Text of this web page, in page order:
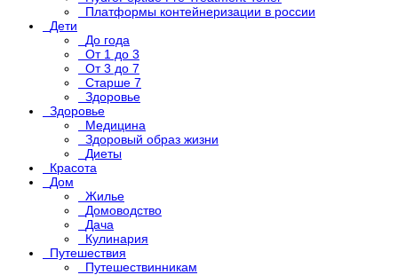
Платформы контейнеризации в россии
Дети
До года
От 1 до 3
От 3 до 7
Старше 7
Здоровье
Здоровье
Медицина
Здоровый образ жизни
Диеты
Красота
Дом
Жилье
Домоводство
Дача
Кулинария
Путешествия
Путешествинникам